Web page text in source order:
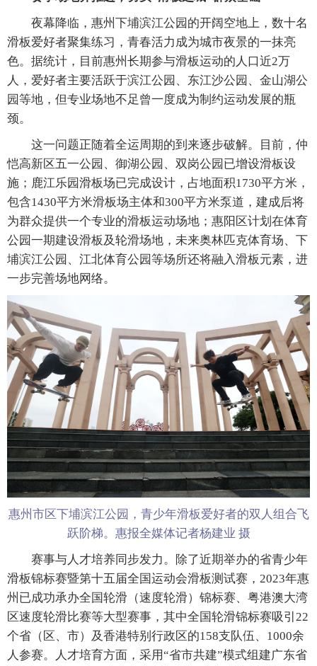
夜幕降临，惠州下埔滨江公园的开阔空地上，数十名
滑板爱好者聚集练习，青春活力成为城市夜景的一抹亮
色。据统计，目前惠州长期参与滑板运动的人口近2万
人，爱好者主要活跃于滨江公园、东江沙公园、金山湖公
园等地，但专业场地不足曾一度成为制约运动发展的瓶
颈。
这一问题正随着全运周期的到来逐步破解。目前，仲
恺高新区五一公园、御湖公园、双岗公园已增设滑板设
施；鹿江乐园滑板场已完成设计，占地面积1730平方米，
包含1430平方米滑板场主体和300平方米泵道，建成后将
为群众提供一个专业的滑板运动场地；惠阳区计划在体育
公园一期建设滑板及轮滑场地，未来奥林匹克体育场、下
埔滨江公园、江北体育公园等场所还将融入滑板元素，进
一步完善场地网络。
惠州市区下埔滨江公园，青少年滑板爱好者的双人组合飞
跃阶梯。惠报全媒体记者杨建业 摄
赛事与人才培养同步发力。除了近期举办的省青少年
滑板锦标赛暨第十五届全国运动会滑板测试赛，2023年惠
州已成功承办全国轮滑（速度轮滑）锦标赛、粤港澳大湾
区速度轮滑比赛等大型赛事，其中全国轮滑锦标赛吸引22
个省（区、市）及香港特别行政区的158支队伍、1000余
人参赛。人才培育方面，采用“省市共建”模式组建广东省